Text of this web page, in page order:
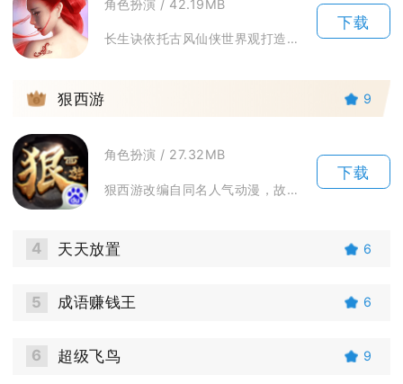
角色扮演 / 42.19MB
长生诀依托古风仙侠世界观打造开放3D修仙世界，围绕上古秘宝引发的纷争展开完整主线剧情。游戏...
下载
3 狠西游 9
角色扮演 / 27.32MB
狠西游改编自同名人气动漫，故事打破传统西游框架，孙悟空穿越现代附身少年付贺，开启现代都市降...
下载
4 天天放置 6
5 成语赚钱王 6
6 超级飞鸟 9